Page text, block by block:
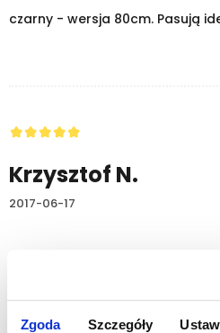
Zgoda Szczegóły
czarny - wersja 80cm. Pasują
Krzysztof N.
2017-06-17
Bardzo dobra jakość za